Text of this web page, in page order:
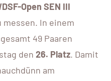
Open SEN III
messen. In einem
49 Paaren
den 26. Platz. Damit
am